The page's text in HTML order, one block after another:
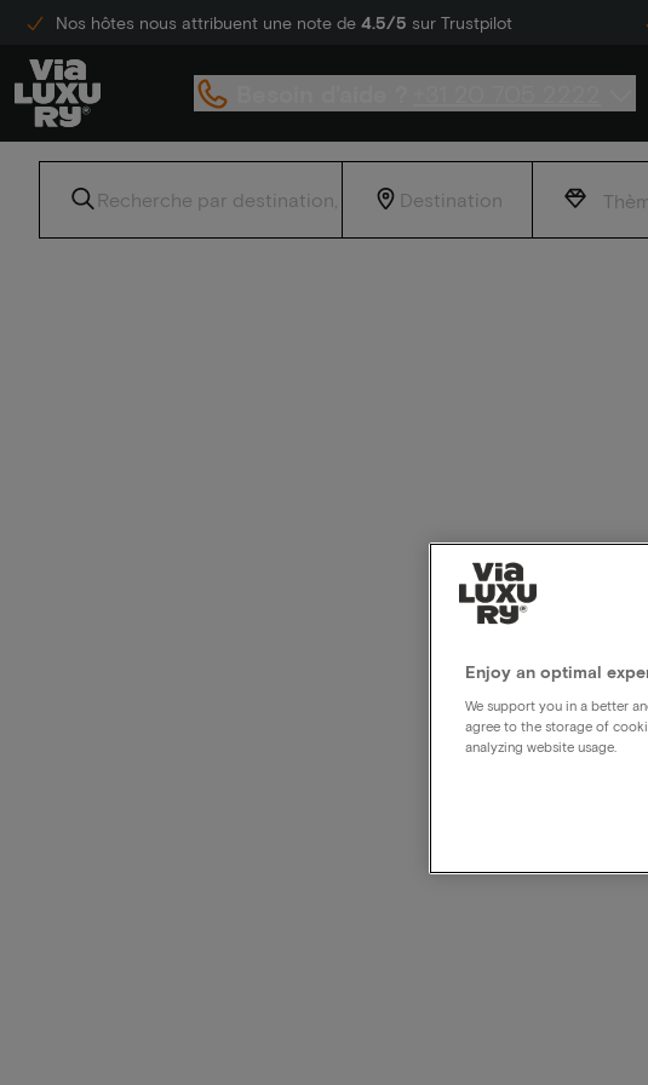
Nos hôtes nous attribuent une note de 4.5/5 sur Trustpilot
Code
l'hôtel
Enjoy an optimal
We support you in a better
agree to the storage of
analyzing website usage.